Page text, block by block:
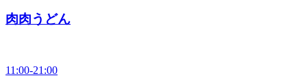
肉肉うどん
11:00-21:00